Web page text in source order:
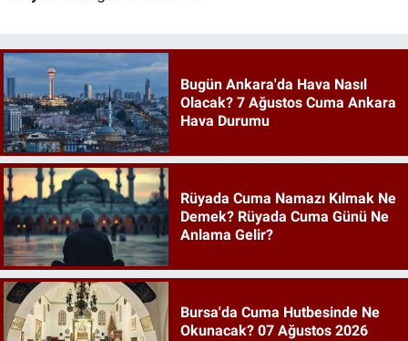
Bugün Ankara'da Hava Nasıl
Olacak? 7 Ağustos Cuma Ankara
Hava Durumu
Rüyada Cuma Namazı Kılmak Ne
Demek? Rüyada Cuma Günü Ne
Anlama Gelir?
Bursa'da Cuma Hutbesinde Ne
Okunacak? 07 Ağustos 2026